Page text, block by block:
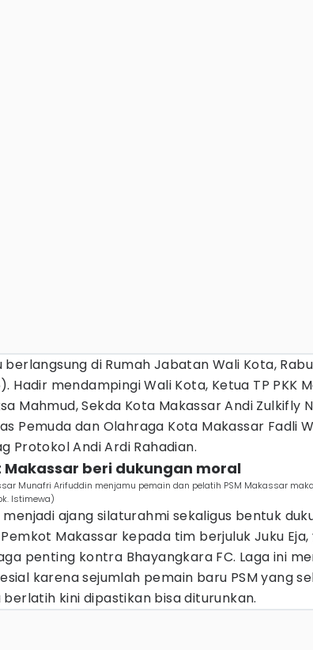
berlangsung di Rumah Jabatan Wali Kota,
Hadir mendampingi Wali Kota, Ketua TP PKK
Mahmud, Sekda Kota Makassar Andi Zulkifly
Pemuda dan Olahraga Kota Makassar Fadli
Protokol Andi Ardi Rahadian.
Makassar beri dukungan moral
Munafri Arifuddin menjamu pemain dan pelatih PSM Makassar
Istimewa)
ajang silaturahmi sekaligus bentuk
Makassar kepada tim berjuluk Juku
penting kontra Bhayangkara FC. Laga ini
karena sejumlah pemain baru PSM yang
berlatih kini dipastikan bisa diturunkan.